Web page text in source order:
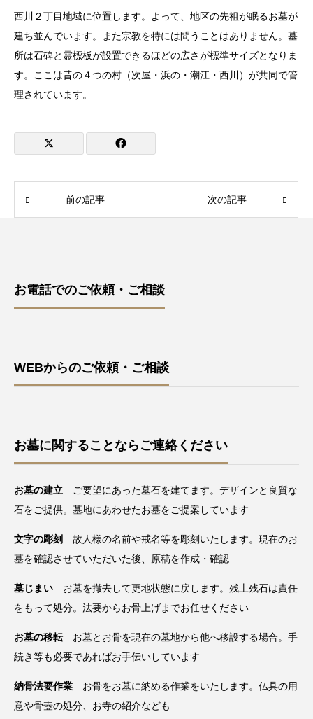
西川２丁目地域に位置します。よって、地区の先祖が眠るお墓が
建ち並んでいます。また宗教を特には問うことはありません。墓
所は石碑と霊標板が設置できるほどの広さが標準サイズとなりま
す。ここは昔の４つの村（次屋・浜の・潮江・西川）が共同で管
理されています。
前の記事 次の記事
お電話でのご依頼・ご相談
WEBからのご依頼・ご相談
お墓に関することならご連絡ください
お墓の建立 ご要望にあった墓石を建てます。デザインと良質な
石をご提供。墓地にあわせたお墓をご提案しています
文字の彫刻
故人様の名前や戒名等を彫刻いたします。現在のお
墓を確認させていただいた後、原稿を作成・確認
墓じまい お墓を撤去して更地状態に戻します。残土残石は責任
をもって処分。法要からお骨上げまでお任せください
お墓の移転お墓とお骨を現在の墓地から他へ移設する場合。手
続き等も必要であればお手伝いしています
納骨法要作業 お骨をお墓に納める作業をいたします。仏具の用
意や骨壺の処分、お寺の紹介なども